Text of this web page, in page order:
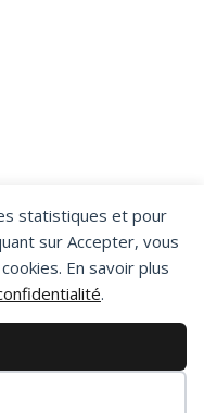
statistiques et pour
sur Accepter, vous
En savoir plus
.